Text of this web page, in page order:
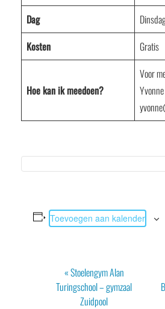
Dag
Kosten
Gratis
Hoe kan ik meedoen?
Voor
Toevoegen aan kalender
Evenement
Navigatie
«Stoelengym Alan
Turingschool – gymzaal
Zuidpool